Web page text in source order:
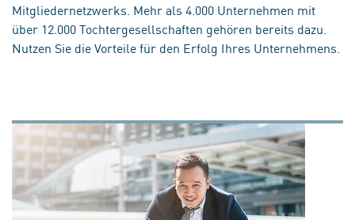
Mitgliedernetzwerks. Mehr als 4.000 Unternehmen mit
über 12.000 Tochtergesellschaften gehören bereits dazu.
Nutzen Sie die Vorteile für den Erfolg Ihres Unternehmens.